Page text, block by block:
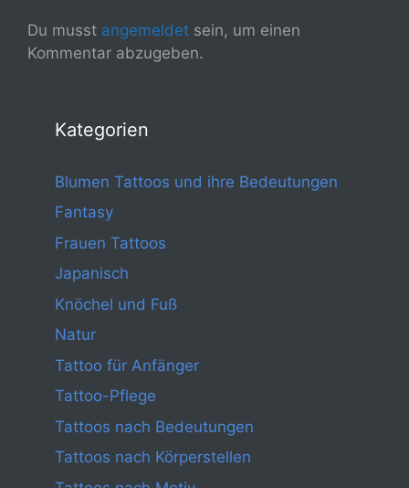
Du musst angemeldet sein, um einen
Kommentar abzugeben.
Kategorien
Blumen Tattoos und ihre Bedeutungen
Fantasy
Frauen Tattoos
Japanisch
Knöchel und Fuß
Natur
Tattoo für Anfänger
Tattoo-Pflege
Tattoos nach Bedeutungen
Tattoos nach Körperstellen